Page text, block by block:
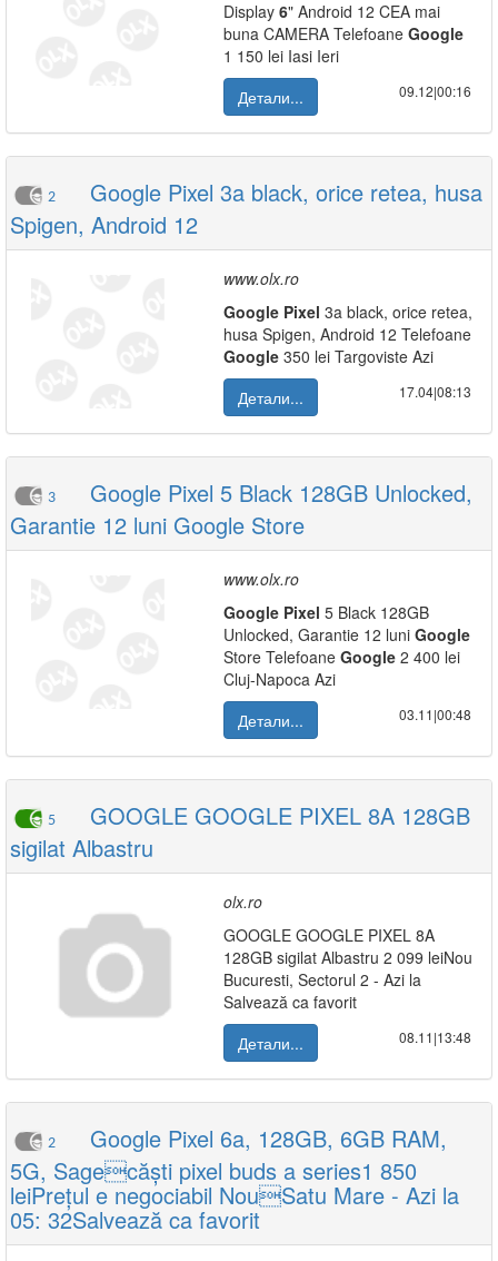
Display 6" Android 12 CEA mai
buna CAMERA Telefoane Google
1 150 lei Iasi Ieri
Детали...
09.12|00:16
2
Google Pixel 3a black, orice retea, husa
Spigen, Android 12
www.olx.ro
Google Pixel 3a black, orice retea,
husa Spigen, Android 12 Telefoane
Google 350 lei Targoviste Azi
Детали...
17.04|08:13
3
Google Pixel 5 Black 128GB Unlocked,
Garantie 12 luni Google Store
www.olx.ro
Google Pixel 5 Black 128GB
Unlocked, Garantie 12 luni Google
Store Telefoane Google 2 400 lei
Cluj-Napoca Azi
Детали...
03.11|00:48
5
GOOGLE GOOGLE PIXEL 8A 128GB
sigilat Albastru
olx.ro
GOOGLE GOOGLE PIXEL 8A
128GB sigilat Albastru 2 099 leiNou
Bucuresti, Sectorul 2 - Azi la
Salvează ca favorit
Детали...
08.11|13:48
2
Google Pixel 6a, 128GB, 6GB RAM,
5G, Sagecăști pixel buds a series1 850
leiPrețul e negociabil NouSatu Mare - Azi la
05: 32Salvează ca favorit